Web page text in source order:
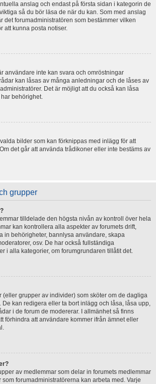
anslag och endast på första sidan i kategorin de
så du bör läsa de när du kan. Som med anslag
det forumadministratören som bestämmer vilken
att kunna posta notiser.
användare inte kan svara och omröstningar
kan låsas av många anledningar och de låses av
Det är möjligt att du också kan låsa
behörighet.
bilder som kan förknippas med inlägg för att
det går att använda trådikoner eller inte bestäms av
grupper
tilldelade den högsta nivån av kontroll över hela
kan kontrollera alla aspekter av forumets drift,
in behörigheter, bannlysa användare, skapa
osv. De har också fullständiga
i alla kategorier, om forumgrundaren tillåtit det.
(eller grupper av individer) som sköter om de dagliga
De kan redigera eller ta bort inlägg och låsa, låsa upp,
i de forum de modererar. I allmänhet så finns
förhindra att användare kommer ifrån ämnet eller
av medlemmar som delar in forumets medlemmar
forumadministratörerna kan arbeta med. Varje